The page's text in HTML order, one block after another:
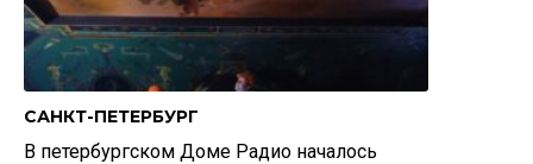
САНКТ-ПЕТЕРБУРГ
В петербургском Доме Радио началось